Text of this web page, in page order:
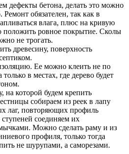
дефекты бетона, делать это можно
Ремонт обязателен, так как в
влага, плюс на кривую
положить ровное покрытие. Сколы
не трогать.
древесину, поверхность
Ее можно клеить не по
в местах, где дерево будет
на которой будем крепить
собираем из реек в лапу
лаг, повторяющих профиль
соединяем их
Можно сделать раму и из
профиля, только тогда
не шурупами, а саморезами.